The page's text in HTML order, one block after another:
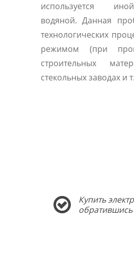
используется
водяной. Данная
технологических
режимом (при
строительных
стекольных заводах и
Купить